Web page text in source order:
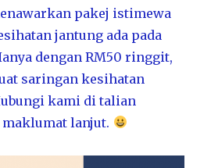
pakej istimewa
jantung ada pada
dengan RM50 ringgit,
saringan kesihatan
kami di talian
maklumat lanjut.